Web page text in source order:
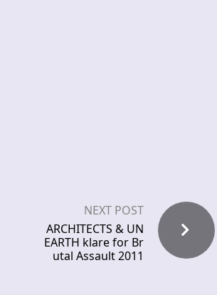
NEXT POST
ARCHITECTS & UN
EARTH klare for Br
utal Assault 2011